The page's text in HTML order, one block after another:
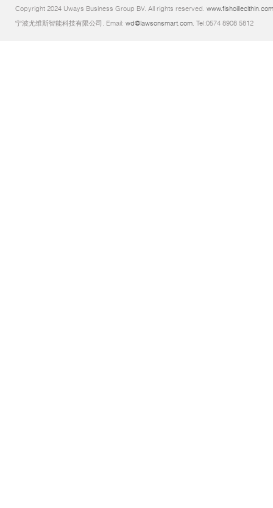
Copyright 2024 Uways Business Group BV. All rights reserved. www.fishoillecithin.com
宁波尤维斯智能科技有限公司. Email: wd@lawsonsmart.com. Tel:0574 8908 5812